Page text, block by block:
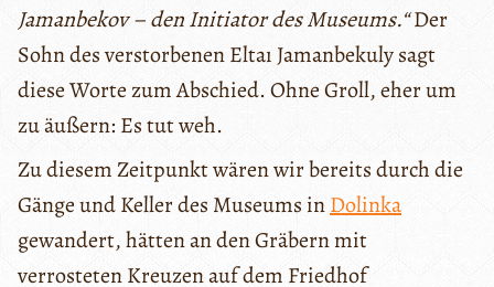
Jamanbekov – den Initiator des Museums.“Der
Sohn des verstorbenen Eltaı Jamanbekuly sagt
diese Worte zum Abschied. Ohne Groll, eher um
zu äußern: Es tut weh.
Zu diesem Zeitpunkt wären wir bereits durch die
Gänge und Keller des Museums inDolinka
gewandert, hätten an den Gräbern mit
verrosteten Kreuzen auf dem Friedhof